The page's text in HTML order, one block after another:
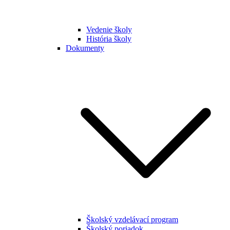
Vedenie školy
História školy
Dokumenty
Školský vzdelávací program